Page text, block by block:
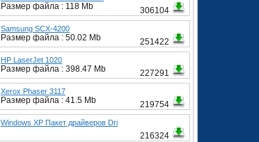
Размер файла : 118 Mb 306104
Samsung SCX-4200
Размер файла : 50.02 Mb 251422
HP LaserJet 1020
Размер файла : 398.47 Mb 227291
Xerox Phaser 3117
Размер файла : 41.5 Mb 219754
Windows XP Пакет драйверов Dri
216324